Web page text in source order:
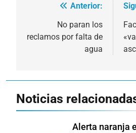
Navegación
entradas
Anterior:
No paran los
reclamos por falta de
agua
Noticias
Alerta naranja